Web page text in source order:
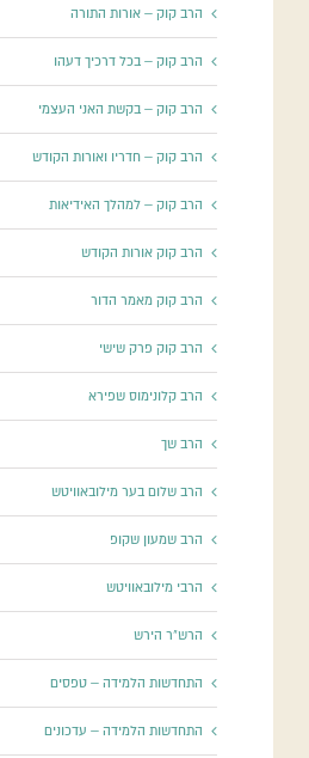
הרב קוק – אורות התורה
הרב קוק – בכל דרכיך דעהו
הרב קוק – בקשת האני העצמי
הרב קוק – חדריו ואורות הקודש
הרב קוק – למהלך האידיאות
הרב קוק אורות הקודש
הרב קוק מאמר הדור
הרב קוק פרק שישי
הרב קלונימוס שפירא
הרב שך
הרב שלום בער מילובאוויטש
הרב שמעון שקופ
הרבי מילובאוויטש
הרש"ר הירש
התחדשות הלמידה – טפסים
התחדשות הלמידה – עדכונים